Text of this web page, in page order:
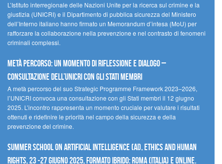
L’Istituto interregionale delle Nazioni Unite per la ricerca sul crimine e la
giustizia (UNICRI) e il Dipartimento di pubblica sicurezza del Ministero
dell’Interno italiano hanno firmato un Memorandum d’intesa (MoU) per
rafforzare la collaborazione nella prevenzione e nel contrasto di fenomeni
criminali complessi.
Metà percorso: un momento di riflessione e dialogo –
Consultazione dell’UNICRI con gli Stati membri
A metà percorso del suo Strategic Programme Framework 2023–2026,
l’UNICRI convoca una consultazione con gli Stati membri il 12 giugno
2025. L’incontro rappresenta un momento cruciale per valutare i risultati
ottenuti e ridefinire le priorità nel campo della sicurezza e della
prevenzione del crimine.
Summer School on Artificial Intelligence (AI), Ethics and Human
Rights, 23 -27 giugno 2025, Formato Ibrido: Roma (Italia) e online.